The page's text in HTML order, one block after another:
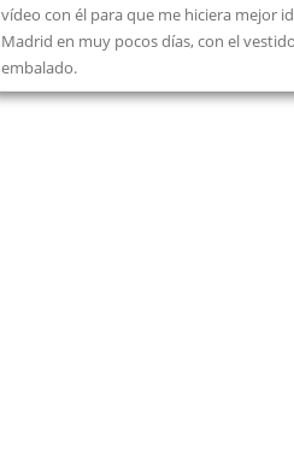
vídeo con él para que me hiciera mejor
Madrid en muy pocos días, con el
embalado.